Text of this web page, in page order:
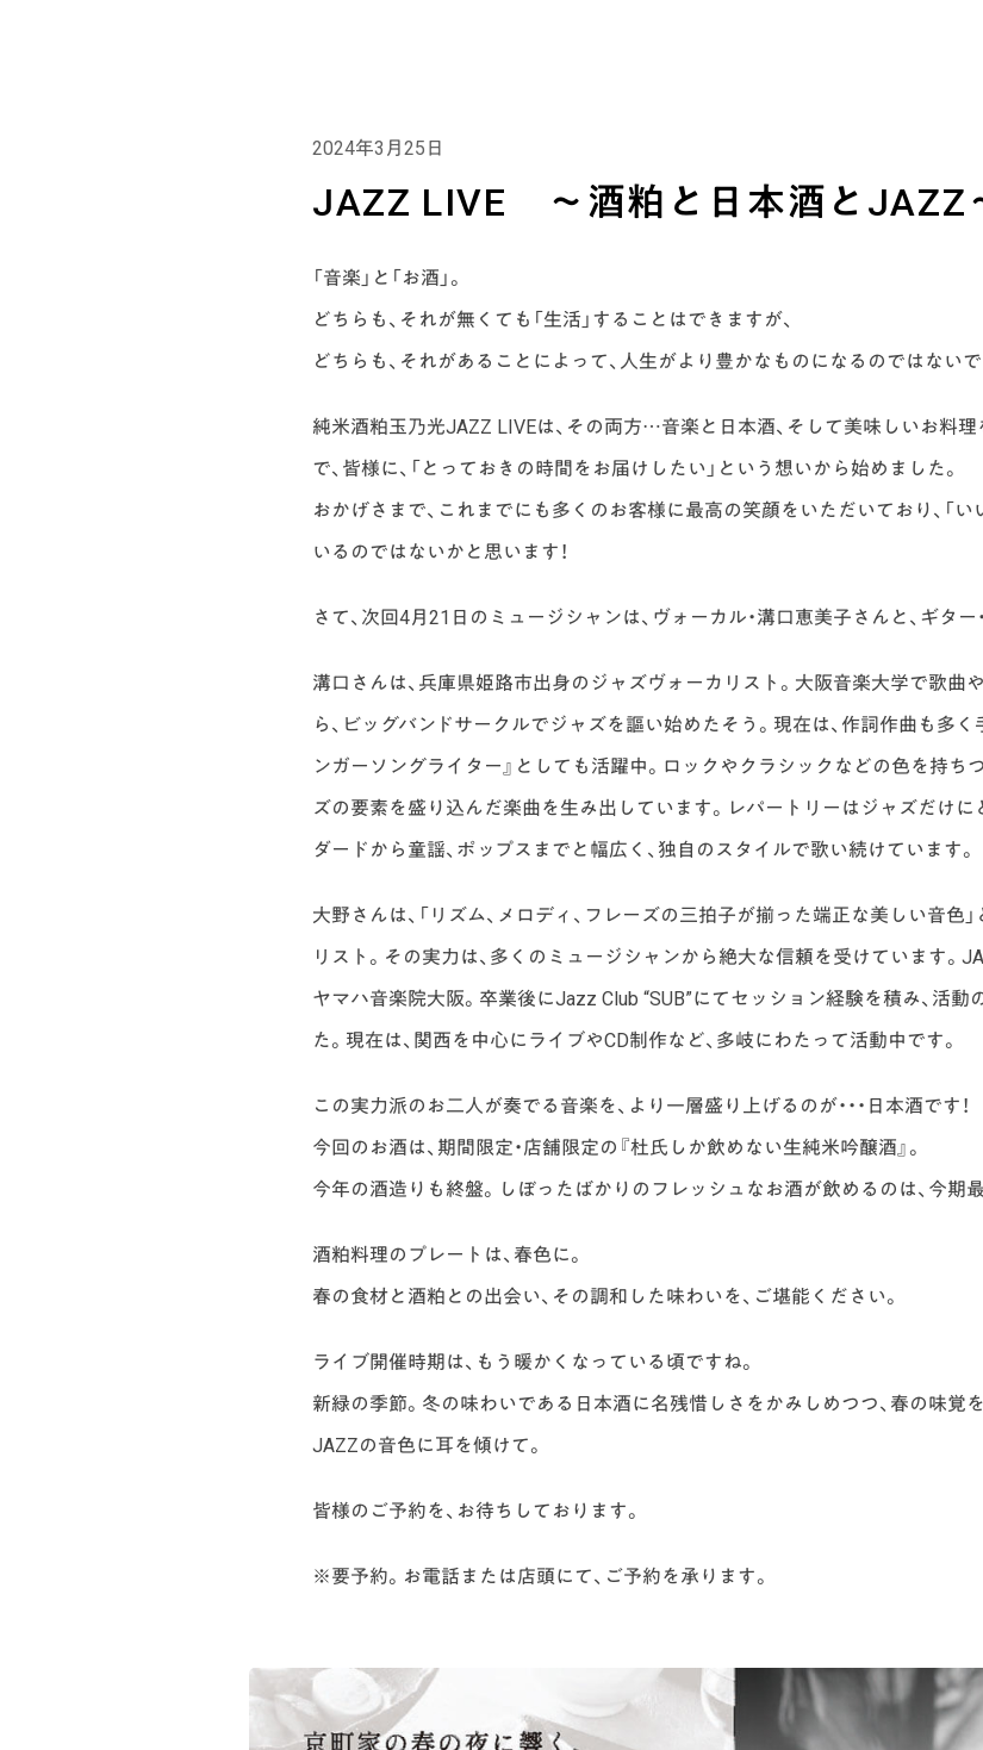
2024年3月25日
JAZZ LIVE ～酒粕と日本酒とJAZZ
「音楽」と「お酒」。
どちらも、それが無くても「生活」することはできますが、
どちらも、それがあることによって、人生がより豊かなものになるのではないで
純米酒粕玉乃光JAZZ LIVEは、その両方…音楽と日本酒、そして美味しいお料
で、皆様に、「とっておきの時間をお届けしたい」という想いから始めました。
おかげさまで、これまでにも多くのお客様に最高の笑顔をいただいており、「い
いるのではないかと思います！
さて、次回4月21日のミュージシャンは、ヴォーカル・溝口恵美子さんと、ギター
溝口さんは、兵庫県姫路市出身のジャズヴォーカリスト。大阪音楽大学で歌曲
ら、ビッグバンドサークルでジャズを謳い始めたそう。現在は、作詞作曲も多く
ンガーソングライター』としても活躍中。ロックやクラシックなどの色を持ち
ズの要素を盛り込んだ楽曲を生み出しています。レパートリーはジャズだけに
ダードから童謡、ポップスまでと幅広く、独自のスタイルで歌い続けています。
大野さんは、「リズム、メロディ、フレーズの三拍子が揃った端正な美しい音色
リスト。その実力は、多くのミュージシャンから絶大な信頼を受けています。
ヤマハ音楽院大阪。卒業後にJazz Club “SUB”にてセッション経験を積み、活動
た。現在は、関西を中心にライブやCD制作など、多岐にわたって活動中です。
この実力派のお二人が奏でる音楽を、より一層盛り上げるのが・・・日本酒です！
今回のお酒は、期間限定・店舗限定の『杜氏しか飲めない生純米吟醸酒』。
今年の酒造りも終盤。しぼったばかりのフレッシュなお酒が飲めるのは、今期
酒粕料理のプレートは、春色に。
春の食材と酒粕との出会い、その調和した味わいを、ご堪能ください。
ライブ開催時期は、もう暖かくなっている頃ですね。
新緑の季節。冬の味わいである日本酒に名残惜しさをかみしめつつ、春の味覚
JAZZの音色に耳を傾けて。
皆様のご予約を、お待ちしております。
※要予約。お電話または店頭にて、ご予約を承ります。